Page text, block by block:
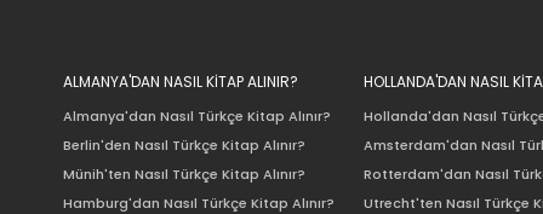
ALMANYA'DAN NASIL KİTAP ALINIR?
Almanya'dan Nasıl Türkçe Kitap Alınır?
Berlin'den Nasıl Türkçe Kitap Alınır?
Münih'ten Nasıl Türkçe Kitap Alınır?
Hamburg'dan Nasıl Türkçe Kitap Alınır?
HOLLANDA'DAN NASIL
Hollanda'dan Nasıl
Amsterdam'dan Nasıl
Rotterdam'dan Nasıl
Utrecht'ten Nasıl Türkçe